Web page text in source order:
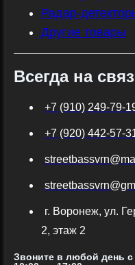
Радар-
Другие товары
Всегда на
+7 (910) 249-79-
+7 (920) 442-57-
г. Воронеж, ул.
2, этаж 2
Звоните в любой день